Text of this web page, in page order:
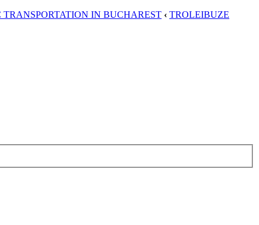
IN BUCHAREST ‹ TROLEIBUZE